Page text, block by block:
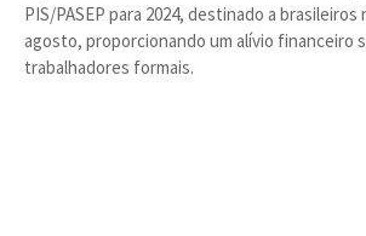
PIS/PASEP para 2024, destinado a brasileiros
agosto, proporcionando um alívio financeiro
trabalhadores formais.